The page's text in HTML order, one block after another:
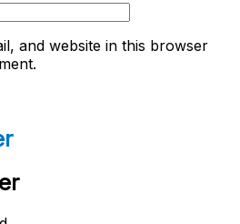
and website in this browser